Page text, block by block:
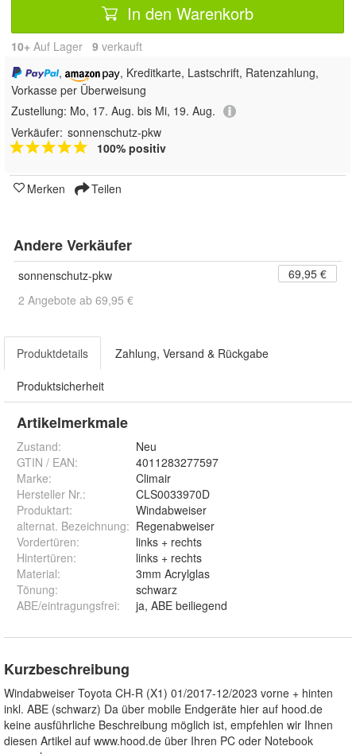
In den Warenkorb
10+ Auf Lager 9 verkauft
,
, Kreditkarte, Lastschrift, Ratenzahlung,
Vorkasse per Überweisung
Zustellung: Mo, 17. Aug. bis Mi, 19. Aug.
Verkäufer: sonnenschutz-pkw
100% positiv
Merken Teilen
Andere Verkäufer
sonnenschutz-pkw
69,95 €
2 Angebote ab 69,95 €
Produktdetails Zahlung, Versand & Rückgabe
Produktsicherheit
Artikelmerkmale
Zustand:
Neu
GTIN / EAN:
4011283277597
Marke:
Climair
Hersteller Nr.:
CLS0033970D
Produktart:
Windabweiser
alternat. Bezeichnung: Regenabweiser
Vordertüren:
links + rechts
Hintertüren:
links + rechts
Material:
3mm Acrylglas
Tönung:
schwarz
ABE/eintragungsfrei: ja, ABE beiliegend
Kurzbeschreibung
Windabweiser Toyota CH-R (X1) 01/2017-12/2023 vorne + hinten
inkl. ABE (schwarz) Da über mobile Endgeräte hier auf hood.de
keine ausführliche Beschreibung möglich ist, empfehlen wir Ihnen
diesen Artikel auf www.hood.de über Ihren PC oder Notebook